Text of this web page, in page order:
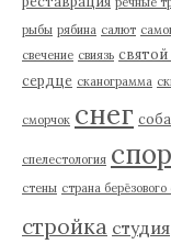
рыбы рябина салют
свечение свиязь
сердце сканограмма
сморчок снег
спелестология
стены страна берёзового
стройка студия